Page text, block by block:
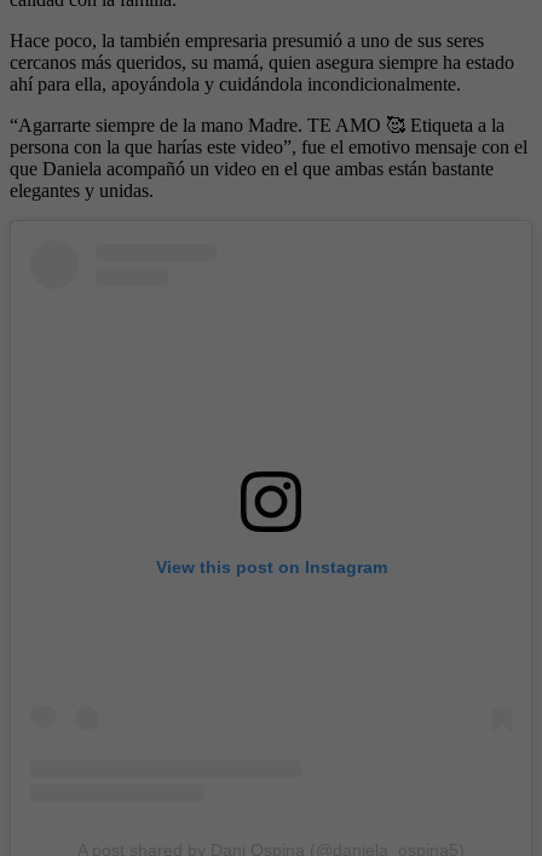
Hace poco, la también empresaria presumió a uno de sus seres
cercanos más queridos, su mamá, quien asegura siempre ha estado
ahí para ella, apoyándola y cuidándola incondicionalmente.
“Agarrarte siempre de la mano Madre. TE AMO 🥰 Etiqueta a la
persona con la que harías este video”, fue el emotivo mensaje con el
que Daniela acompañó un video en el que ambas están bastante
elegantes y unidas.
View this post on Instagram